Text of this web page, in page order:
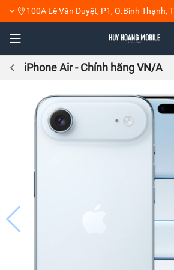
100A Lê Văn Duyệt, P1, Q.Bình Thạnh,
iPhone Air - Chính hãng VN/A